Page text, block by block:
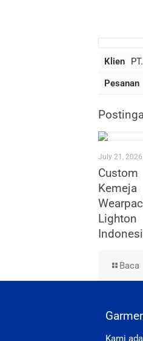
Klien
Pesanan
July 21, 2026
Custom
Kemeja
Lighton
Baca
Kami